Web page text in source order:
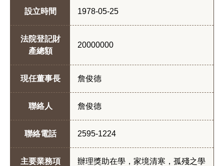
設立時間 1978-05-25
法院登記財
產總額
20000000
現任董事長 詹俊德
聯絡人 詹俊德
聯絡電話 2595-1224
主要業務項
辦理獎助在學，家境清寒，孤殘之學